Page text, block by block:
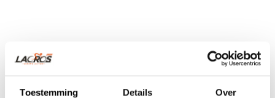
Toestemming Details Over